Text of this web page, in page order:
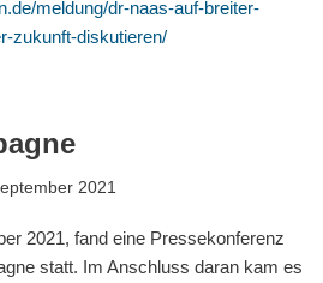
meldung/dr-naas-auf-breiter-
zukunft-diskutieren/
2021
2021, fand eine Pressekonferenz
statt. Im Anschluss daran kam es